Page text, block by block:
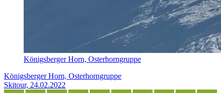
Königsberger Horn, Osterhorngruppe
Königsberger Horn, Osterhorngruppe
Skitour, 24.02.2022